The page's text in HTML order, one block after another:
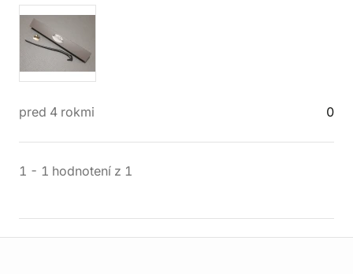
pred 4 rokmi 0
1 - 1 hodnotení z 1